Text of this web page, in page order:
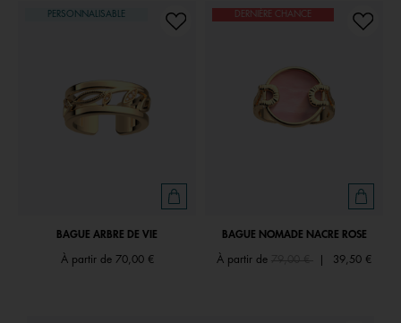
PERSONNALISABLE
BAGUE ARBRE DE VIE
À partir de 70,00 €
DERNIÈRE CHANCE
BAGUE NOMADE NACRE ROSE
À partir de Price reduced from
39,50 €